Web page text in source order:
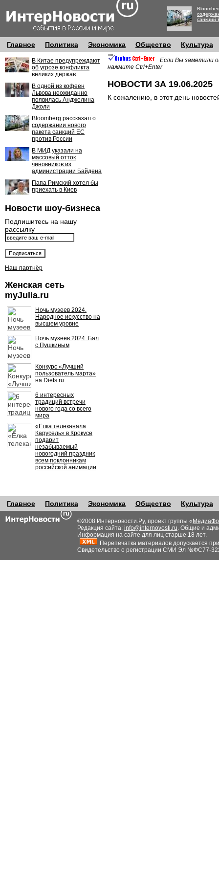
санкций
Главное Политика Экономика Общество Культура
В Китае предупреждают
об угрозе конфликта
великих держав
В одной из кофеен
Львова неожиданно
появилась Анджелина
Джоли
Bloomberg рассказал о
содержании нового
пакета санкций ЕС
против России
В МИД указали на
массовый отток
чиновников из
администрации Байдена
Папа Римский хотел бы
приехать в Киев
Новости шоу-бизнеса
Подпишитесь на нашу
рассылку
Наш партнёр
Женская сеть
myJulia.ru
Ночь музеев 2024.
Народное искусство на
высшем уровне
Ночь музеев 2024. Бал
с Пушкиным
Конкурс «Лучший
пользователь марта»
на Diets.ru
6 интересных
традиций встречи
нового года со всего
мира
«Ёлка телеканала
Карусель» в Крокусе
подарит
незабываемый
новогодний праздник
всем поклонникам
российской анимации
Если Вы заметили
нажмите Ctrl+Enter
НОВОСТИ ЗА 19.06.2025
К сожалению, в этот день
Главное Политика Экономика Общество Культура
©2008 Интерновости.Ру, проект группы «
Редакция сайта: info@internovosti.ru. Общие и
Информация на сайте для лиц старше 18 лет.
Перепечатка материалов допускается
Свидетельство о регистрации СМИ Эл №ФС77-